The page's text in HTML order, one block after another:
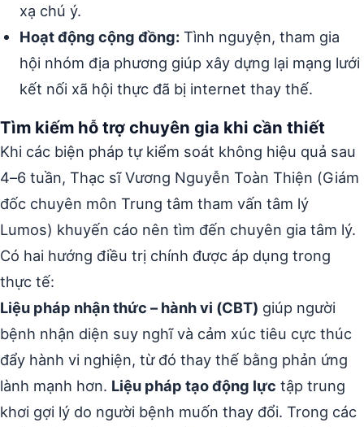
xạ chú ý.
Hoạt động cộng đồng: Tình nguyện, tham gia
hội nhóm địa phương giúp xây dựng lại mạng lưới
kết nối xã hội thực đã bị internet thay thế.
Tìm kiếm hỗ trợ chuyên gia khi cần thiết
Khi các biện pháp tự kiểm soát không hiệu quả sau
4–6 tuần, Thạc sĩ Vương Nguyễn Toàn Thiện (Giám
đốc chuyên môn Trung tâm tham vấn tâm lý
Lumos) khuyến cáo nên tìm đến chuyên gia tâm lý.
Có hai hướng điều trị chính được áp dụng trong
thực tế:
Liệu pháp nhận thức – hành vi (CBT) giúp người
bệnh nhận diện suy nghĩ và cảm xúc tiêu cực thúc
đẩy hành vi nghiện, từ đó thay thế bằng phản ứng
lành mạnh hơn. Liệu pháp tạo động lực tập trung
khơi gợi lý do người bệnh muốn thay đổi. Trong các